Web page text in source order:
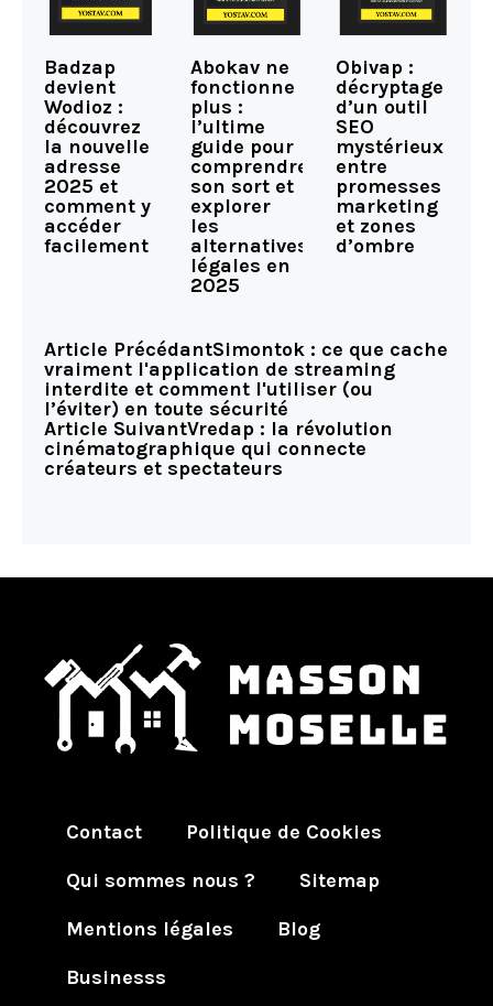
Badzap
devient
Wodioz :
découvrez
la nouvelle
adresse
2025 et
comment y
accéder
facilement
Abokav ne
fonctionne
plus :
l’ultime
guide pour
comprendre
son sort et
explorer
les
alternatives
légales en
2025
Obivap :
décryptage
d’un outil
SEO
mystérieux
entre
promesses
marketing
et zones
d’ombre
Article PrécédantSimontok : ce que cache
vraiment l'application de streaming
interdite et comment l'utiliser (ou
l’éviter) en toute sécurité
Article SuivantVredap : la révolution
cinématographique qui connecte
créateurs et spectateurs
Contact
Politique de Cookies
Qui sommes nous ?
Sitemap
Mentions légales
Blog
Businesss